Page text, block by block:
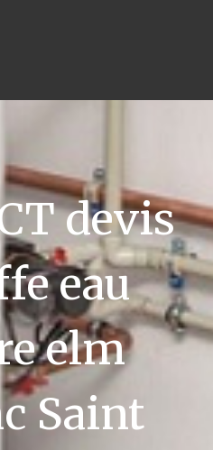
devis
eau
elm
Saint